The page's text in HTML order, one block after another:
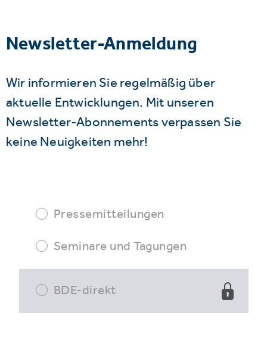
Newsletter-Anmeldung
Wir informieren Sie regelmäßig über
aktuelle Entwicklungen. Mit unseren
Newsletter-Abonnements verpassen Sie
keine Neuigkeiten mehr!
Pressemitteilungen
Seminare und Tagungen
BDE-direkt